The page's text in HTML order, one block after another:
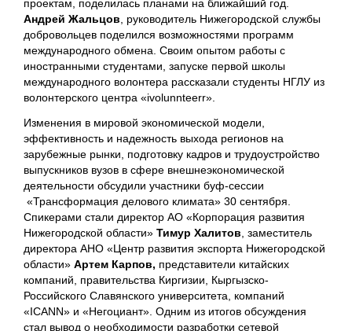
проектам, поделилась планами на ближайший год.
Андрей Жальцов , руководитель Нижегородской службы
добровольцев поделился возможностями программ
международного обмена. Своим опытом работы с
иностранными студентами, запуске первой школы
международного волонтера рассказали студенты НГЛУ из
волонтерского центра «ivolunnteerr».
Изменения в мировой экономической модели,
эффективность и надежность выхода регионов на
зарубежные рынки, подготовку кадров и трудоустройство
выпускников вузов в сфере внешнеэкономической
деятельности обсудили участники буф-сессии
«Трансформация делового климата» 30 сентября.
Спикерами стали директор АО «Корпорация развития
Нижегородской области» Тимур Халитов , заместитель
директора АНО «Центр развития экспорта Нижегородской
области» Артем Карпов, представители китайских
компаний, правительства Киргизии, Кыргызско-
Российского Славянского университета, компаний
«ICANN» и «Негоциант». Одним из итогов обсуждения
стал вывод о необходимости разработки сетевой